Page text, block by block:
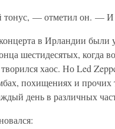
— отметил он. — И
в Ирландии
шестидесятых, когда
хаос. Но Led
похищениях и прочих
день в различных